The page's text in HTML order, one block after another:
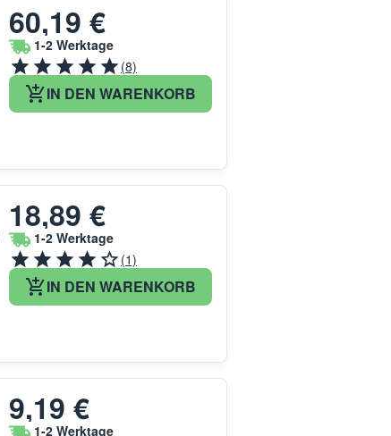
60,19 €
1-2 Werktage
(8)
IN DEN WARENKORB
18,89 €
1-2 Werktage
(1)
IN DEN WARENKORB
9,19 €
1-2 Werktage